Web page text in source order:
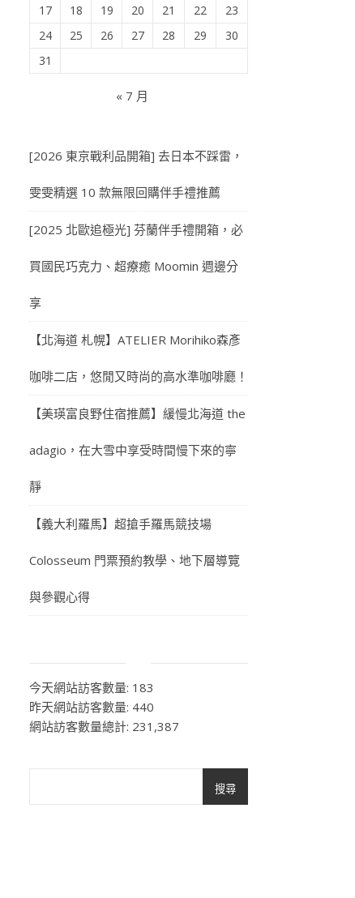
17 18 19 20 21 22
23
24
25 26 27 28 29
30
31
« 7 月
[2026 東京戰利品開箱] 去日本不踩雷，
雯雯精選 10 款無限回購伴手禮推薦
[2025 北歐追極光] 芬蘭伴手禮開箱，必
買國民巧克力、超療癒 Moomin 週邊分
享
【北海道 札幌】ATELIER Morihiko森彥
咖啡二店，悠閒又時尚的高水準咖啡廳！
【美瑛富良野住宿推薦】緩慢北海道 the
adagio，在大雪中享受時間慢下來的寧
靜
【義大利羅馬】超搶手羅馬競技場
Colosseum 門票預約教學、地下層導覽
與參觀心得
今天網站訪客數量: 183
昨天網站訪客數量: 440
網站訪客數量總計: 231,387
搜尋